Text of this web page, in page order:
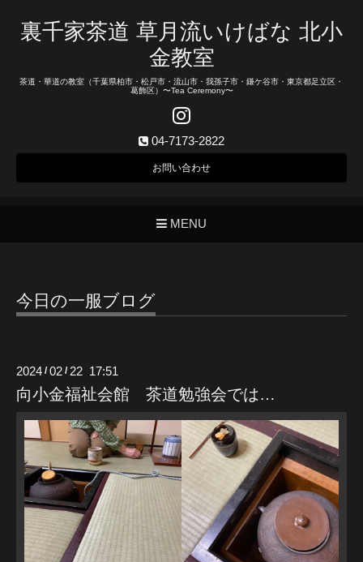
裏千家茶道 草月流いけばな 北小
金教室
茶道・華道の教室（千葉県柏市・松戸市・流山市・我孫子市・鎌ケ谷市・東京都足立区・
葛飾区）〜Tea Ceremony〜
04-7173-2822
お問い合わせ
MENU
今日の一服ブログ
2024 /02 / 22 17:51
向小金福祉会館 茶道勉強会では…